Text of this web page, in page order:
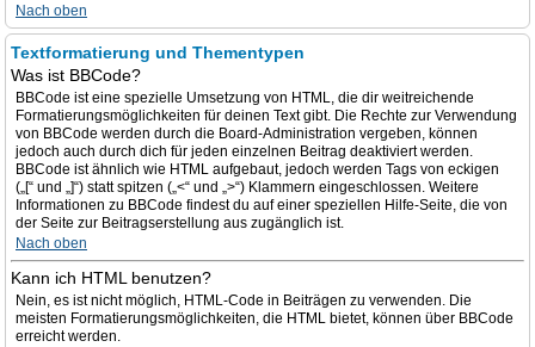
Nach oben
Textformatierung und Thementypen
Was ist BBCode?
BBCode ist eine spezielle Umsetzung von HTML, die dir weitreichende
Formatierungsmöglichkeiten für deinen Text gibt. Die Rechte zur Verwendung
von BBCode werden durch die Board-Administration vergeben, können
jedoch auch durch dich für jeden einzelnen Beitrag deaktiviert werden.
BBCode ist ähnlich wie HTML aufgebaut, jedoch werden Tags von eckigen
(„[“ und „]“) statt spitzen („<“ und „>“) Klammern eingeschlossen. Weitere
Informationen zu BBCode findest du auf einer speziellen Hilfe-Seite, die von
der Seite zur Beitragserstellung aus zugänglich ist.
Nach oben
Kann ich HTML benutzen?
Nein, es ist nicht möglich, HTML-Code in Beiträgen zu verwenden. Die
meisten Formatierungsmöglichkeiten, die HTML bietet, können über BBCode
erreicht werden.